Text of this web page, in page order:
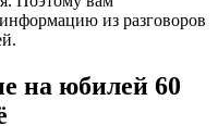
из разговоров
на юбилей 60